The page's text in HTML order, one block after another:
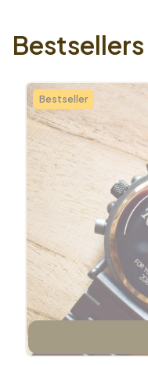
Bestsellers
Bestseller